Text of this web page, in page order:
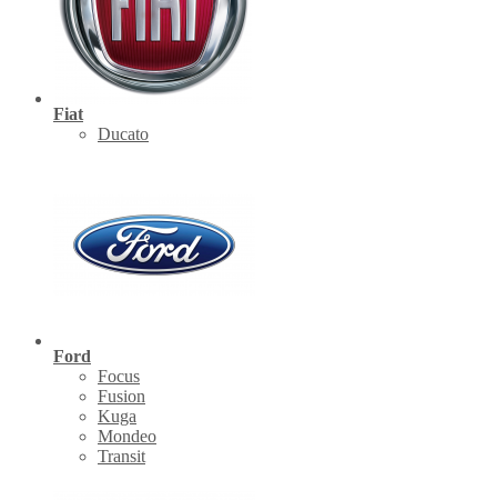
Fiat
Ducato
Ford
Focus
Fusion
Kuga
Mondeo
Transit